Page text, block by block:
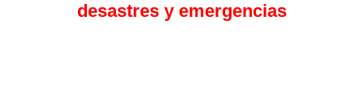
desastres y emergencias